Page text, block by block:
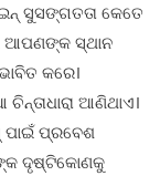
ସୁସଙ୍ଗତତା କେତେ
ଆପଣଙ୍କ ସ୍ଥାନ
କରେ।
ଆଣିଥାଏ।
ପ୍ରବେଶ
ଦୃଷ୍ଟିକୋଣକୁ